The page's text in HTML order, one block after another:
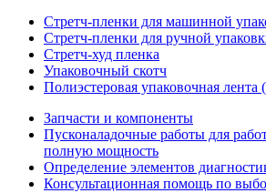
Стретч-пленки для машинной
Стретч-пленки для ручной
Стретч-худ пленка
Упаковочный скотч
Полиэстеровая упаковочная
Запчасти и компоненты
Пусконаладочные работы для
полную мощность
Определение элементов
Консультационная помощь по